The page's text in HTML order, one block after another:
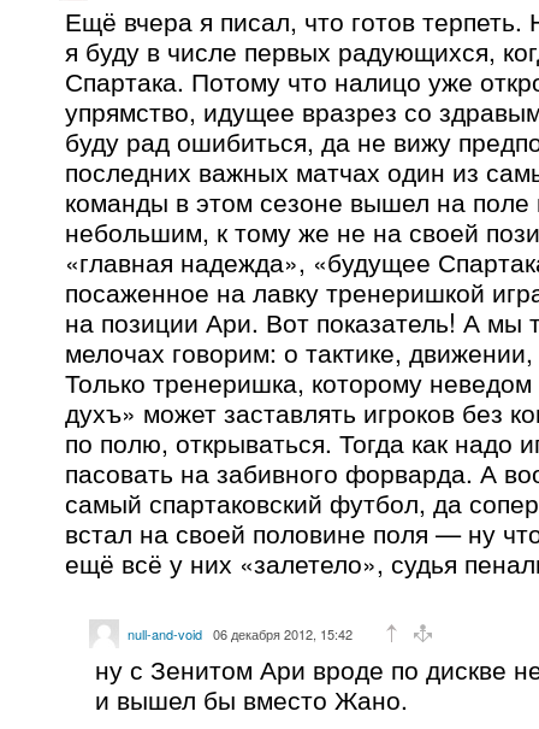
Ещё вчера я писал, что готов терпеть.
я буду в числе первых радующихся,
Спартака. Потому что налицо уже
упрямство, идущее вразрез со
буду рад ошибиться, да не вижу
последних важных матчах один из
команды в этом сезоне вышел на поле
небольшим, к тому же не на своей
«главная надежда», «будущее
посаженное на лавку тренеришкой
на позиции Ари. Вот показатель! А мы
мелочах говорим: о тактике,
Только тренеришка, которому неведом
духъ» может заставлять игроков без
по полю, открываться. Тогда как надо
пасовать на забивного форварда. А
самый спартаковский футбол, да
встал на своей половине поля — ну
ещё всё у них «залетело», судья
null-and-void 06 декабря 2012, 15:42
ну с Зенитом Ари вроде по дискве
и вышел бы вместо Жано.